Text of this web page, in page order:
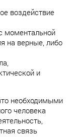
воздействие
моментальной
на верные, либо
и
необходимыми
человека
связь